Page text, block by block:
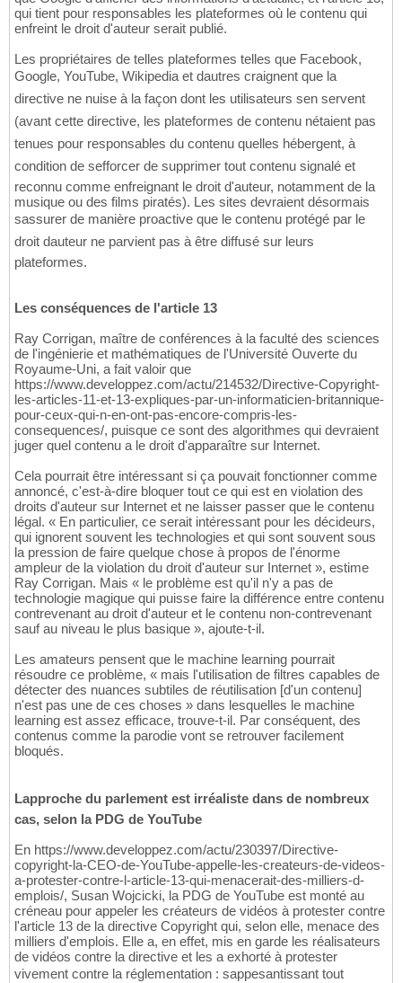
qui tient pour responsables les plateformes où le contenu qui
enfreint le droit d'auteur serait publié.
Les propriétaires de telles plateformes telles que Facebook,
Google, YouTube, Wikipedia et dautres craignent que la
directive ne nuise à la façon dont les utilisateurs sen servent
(avant cette directive, les plateformes de contenu nétaient pas
tenues pour responsables du contenu quelles hébergent, à
condition de sefforcer de supprimer tout contenu signalé et
reconnu comme enfreignant le droit d'auteur, notamment de la
musique ou des films piratés). Les sites devraient désormais
sassurer de manière proactive que le contenu protégé par le
droit dauteur ne parvient pas à être diffusé sur leurs
plateformes.
Les conséquences de l'article 13
Ray Corrigan, maître de conférences à la faculté des sciences
de l'ingénierie et mathématiques de l'Université Ouverte du
Royaume-Uni, a fait valoir que
https://www.developpez.com/actu/214532/Directive-Copyright-
les-articles-11-et-13-expliques-par-un-informaticien-britannique-
pour-ceux-qui-n-en-ont-pas-encore-compris-les-
consequences/, puisque ce sont des algorithmes qui devraient
juger quel contenu a le droit d'apparaître sur Internet.
Cela pourrait être intéressant si ça pouvait fonctionner comme
annoncé, c'est-à-dire bloquer tout ce qui est en violation des
droits d'auteur sur Internet et ne laisser passer que le contenu
légal. « En particulier, ce serait intéressant pour les décideurs,
qui ignorent souvent les technologies et qui sont souvent sous
la pression de faire quelque chose à propos de l'énorme
ampleur de la violation du droit d'auteur sur Internet », estime
Ray Corrigan. Mais « le problème est qu'il n'y a pas de
technologie magique qui puisse faire la différence entre contenu
contrevenant au droit d'auteur et le contenu non-contrevenant
sauf au niveau le plus basique », ajoute-t-il.
Les amateurs pensent que le machine learning pourrait
résoudre ce problème, « mais l'utilisation de filtres capables de
détecter des nuances subtiles de réutilisation [d'un contenu]
n'est pas une de ces choses » dans lesquelles le machine
learning est assez efficace, trouve-t-il. Par conséquent, des
contenus comme la parodie vont se retrouver facilement
bloqués.
Lapproche du parlement est irréaliste dans de nombreux
cas, selon la PDG de YouTube
En https://www.developpez.com/actu/230397/Directive-
copyright-la-CEO-de-YouTube-appelle-les-createurs-de-videos-
a-protester-contre-l-article-13-qui-menacerait-des-milliers-d-
emplois/, Susan Wojcicki, la PDG de YouTube est monté au
créneau pour appeler les créateurs de vidéos à protester contre
l'article 13 de la directive Copyright qui, selon elle, menace des
milliers d'emplois. Elle a, en effet, mis en garde les réalisateurs
de vidéos contre la directive et les a exhorté à protester
vivement contre la réglementation : sappesantissant tout